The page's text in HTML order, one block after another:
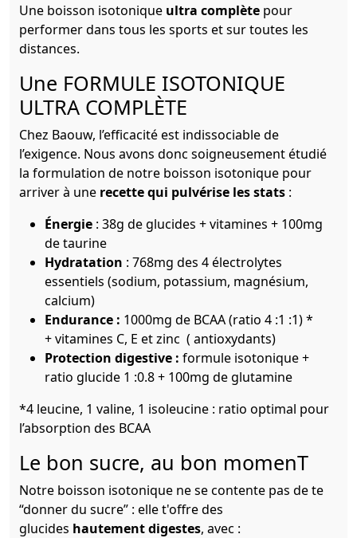
Une boisson isotonique ultra complète pour
performer dans tous les sports et sur toutes les
distances.
Une FORMULE ISOTONIQUE
ULTRA COMPLÈTE
Chez Baouw, l’efficacité est indissociable de
l’exigence. Nous avons donc soigneusement étudié
la formulation de notre boisson isotonique pour
arriver à une recette qui pulvérise les stats :
Énergie : 38g de glucides + vitamines + 100mg
de taurine
Hydratation : 768mg des 4 électrolytes
essentiels (sodium, potassium, magnésium,
calcium)
Endurance : 1000mg de BCAA (ratio 4 :1 :1) *
+ vitamines C, E et zinc ( antioxydants)
Protection digestive : formule isotonique +
ratio glucide 1 :0.8 + 100mg de glutamine
*4 leucine, 1 valine, 1 isoleucine : ratio optimal pour
l’absorption des BCAA
Le bon sucre, au bon momenT
Notre boisson isotonique ne se contente pas de te
“donner du sucre” : elle t'offre des
glucides hautement digestes, avec :